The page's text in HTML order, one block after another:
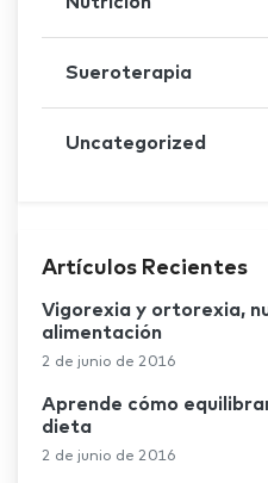
Sueroterapia
Uncategorized
Artículos Recientes
Vigorexia y ortorexia,
alimentación
2 de junio de 2016
Aprende cómo
dieta
2 de junio de 2016